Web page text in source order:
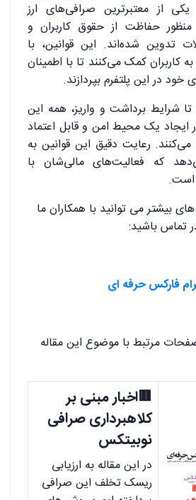
از معتبرترین صرافی‌های ارز
منظور حفاظت از حقوق کاربران و
تدوین شده‌اند. این قوانین، با
کاربران کمک می‌کنند تا با اطمینان
در این پلتفرم بپردازند.
تا شرایط برداشت و واریز، همه این
یک محیط امن و قابل اعتماد
می‌کنند. رعایت دقیق این قوانین به
که فعالیت‌های مالی‌شان با
است.
بیشتر می توانید با همکاران ما
تماس باشید:
فارکس حرفه ای
مرتبط با موضوع این مقاله
🟥اخبار مبنی بر
کلاهبرداری صرافی
نوبیتکس
در این مقاله به ارزیابی
ریسک تخلف این صرافی